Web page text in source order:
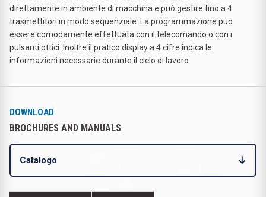
direttamente in ambiente di macchina e può gestire fino a 4
trasmettitori in modo sequenziale. La programmazione può
essere comodamente effettuata con il telecomando o con i
pulsanti ottici. Inoltre il pratico display a 4 cifre indica le
informazioni necessarie durante il ciclo di lavoro.
DOWNLOAD
BROCHURES AND MANUALS
Catalogo